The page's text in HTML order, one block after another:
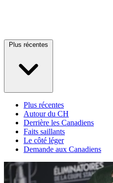
Plus récentes
Plus récentes
Autour du CH
Derrière les Canadiens
Faits saillants
Le côté léger
Demande aux Canadiens